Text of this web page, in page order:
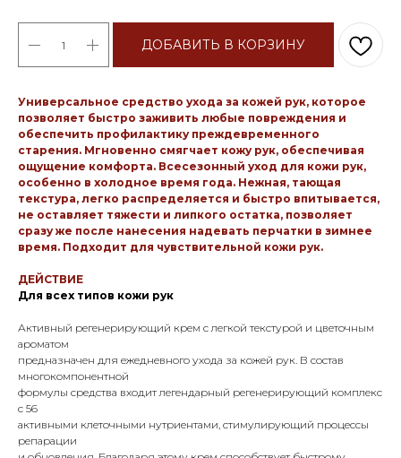
ДОБАВИТЬ В КОРЗИНУ
Универсальное средство ухода за кожей рук, которое
позволяет быстро заживить любые повреждения и
обеспечить профилактику преждевременного
старения. Мгновенно смягчает кожу рук, обеспечивая
ощущение комфорта. Всесезонный уход для кожи рук,
особенно в холодное время года. Нежная, тающая
текстура, легко распределяется и быстро впитывается,
не оставляет тяжести и липкого остатка, позволяет
сразу же после нанесения надевать перчатки в зимнее
время. Подходит для чувствительной кожи рук.
ДЕЙСТВИЕ
Для всех типов кожи рук
Активный регенерирующий крем с легкой текстурой и цветочным
ароматом
предназначен для ежедневного ухода за кожей рук. В состав
многокомпонентной
формулы средства входит легендарный регенерирующий комплекс
с 56
активными клеточными нутриентами, стимулирующий процессы
репарации